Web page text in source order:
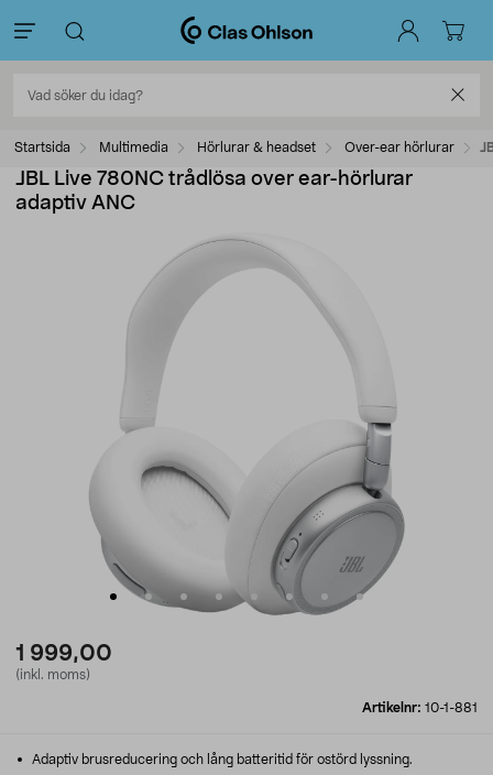
Startsida Multimedia Hörlurar & headset Over-ear hörlurar
JBL Live 780NC trådlösa over ear-hörlurar
adaptiv ANC
1 999,00
(inkl. moms)
Artikelnr: 10-1-881
Adaptiv brusreducering och lång batteritid för ostörd lyssning.